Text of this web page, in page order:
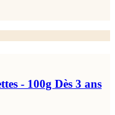
- 100g Dès 3 ans